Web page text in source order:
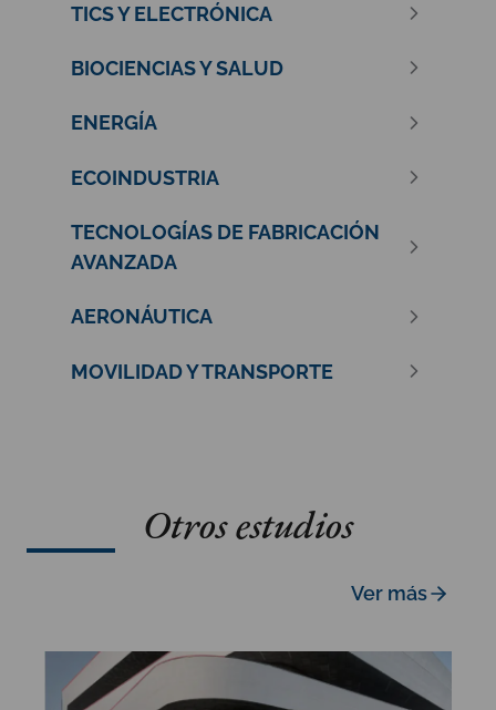
TICS Y ELECTRÓNICA
BIOCIENCIAS Y SALUD
ENERGÍA
ECOINDUSTRIA
TECNOLOGÍAS DE FABRICACIÓN
AVANZADA
AERONÁUTICA
MOVILIDAD Y TRANSPORTE
Otros estudios
Ver más